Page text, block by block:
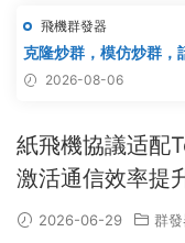
飛機群發器
克隆炒群，模仿炒群，
群，跟發炒群，自動炒
報群發 telegram群發
群 炒群
2026-08-06
紙飛機協議适配
激活通信效率提
2026-06-29 群